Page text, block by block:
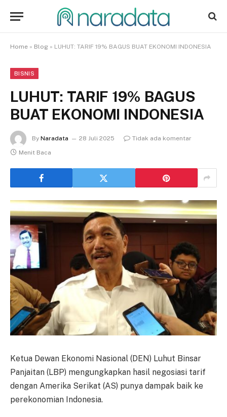
Home » Blog » LUHUT: TARIF 19% BAGUS BUAT EKONOMI INDONESIA
BISNIS
LUHUT: TARIF 19% BAGUS
BUAT EKONOMI INDONESIA
By Naradata 28 Juli 2025
Tidak ada komentar
Menit Baca
Ketua Dewan Ekonomi Nasional (DEN) Luhut Binsar
Panjaitan (LBP) mengungkapkan hasil negosiasi tarif
dengan Amerika Serikat (AS) punya dampak baik ke
perekonomian Indonesia.